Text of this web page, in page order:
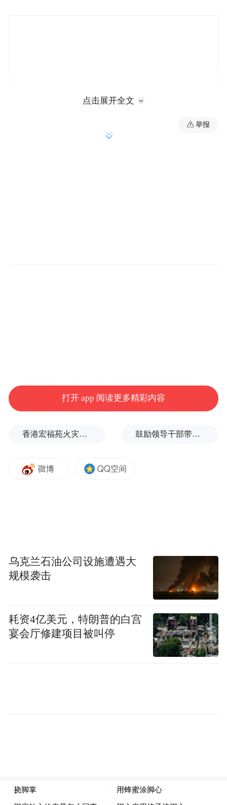
北京宗喀文化董事长仁增尖措（左）与东方润影
北京宗喀文化董事长、热贡文化宣传大使仁
增尖措先生在接受记者采访时表示："北京宗
验区管委会、黄南州文化体育局、黄南州热
活动单位，肩负着弘扬与传承热贡文化艺术
推广热贡文化，优化传统艺术品市场的推广
模式。"
点击展开全文
举报
打开 app 阅读更多精彩内容
香港宏福苑火灾跨部门调查最终报告：大火或由烟头引起 鼓励领导干部带头休假之后又撤回文件，到底什么意思嘛？
乌克兰石油公司设施遭遇大
规模袭击
耗资4亿美元，特朗普的白宫
宴会厅修建项目被叫停